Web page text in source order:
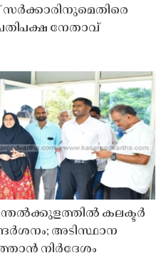
നേതാവ്
കലക്ടർ
അടിസ്ഥാന
നിർദേശം